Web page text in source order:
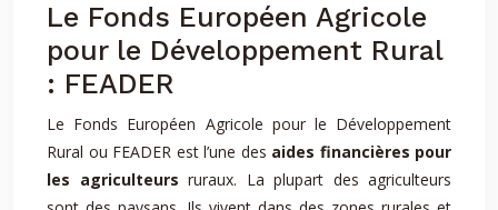
Le Fonds Européen Agricole
pour le Développement Rural
: FEADER
Le Fonds Européen Agricole pour le Développement
Rural ou FEADER est l’une des aides financières pour
les agriculteurs ruraux. La plupart des agriculteurs